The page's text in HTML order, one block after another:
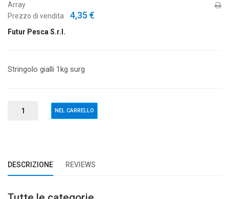
Array
Prezzo di vendita
4,35 €
Futur Pesca S.r.l.
Stringolo gialli 1kg surg
DESCRIZIONE REVIEWS